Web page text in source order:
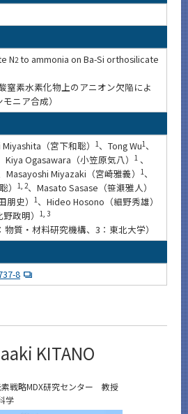
N2to ammonia on Ba-Si orthosilicate
窒素水素化物上のアニオン欠陥によ
ニア合成）
（宮下和聡） 1、Tong Wu1、
Kiya Ogasawara（小笠原気八） 1 、
Masayoshi Miyazaki（宮崎雅義） 1、
）
1, 2、Masato Sasase（笹瀬雅人）
史） 1、Hideo Hosono（細野秀雄）
政明） 1, 3
物質・材料研究機構、3：東北大学）
8
KITANO
戦略MDX研究センター 教授
学